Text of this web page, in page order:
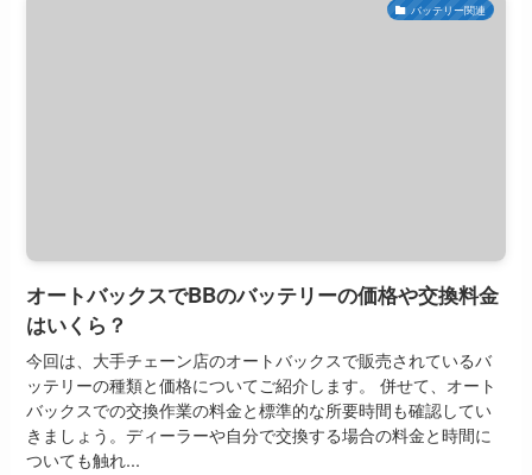
バッテリー関連
オートバックスでBBのバッテリーの価格や交換料金
はいくら？
今回は、大手チェーン店のオートバックスで販売されているバ
ッテリーの種類と価格についてご紹介します。 併せて、オート
バックスでの交換作業の料金と標準的な所要時間も確認してい
きましょう。ディーラーや自分で交換する場合の料金と時間に
ついても触れ...